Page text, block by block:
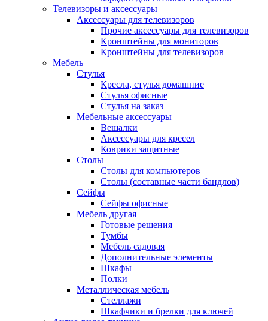
Телевизоры и аксессуары
Аксессуары для телевизоров
Прочие аксессуары для телевизоров
Кронштейны для мониторов
Кронштейны для телевизоров
Мебель
Стулья
Кресла, стулья домашние
Стулья офисные
Стулья на заказ
Мебельные аксессуары
Вешалки
Аксессуары для кресел
Коврики защитные
Столы
Столы для компьютеров
Столы (составные части бандлов)
Сейфы
Сейфы офисные
Мебель другая
Готовые решения
Тумбы
Мебель садовая
Дополнительные элементы
Шкафы
Полки
Металлическая мебель
Стеллажи
Шкафчики и брелки для ключей